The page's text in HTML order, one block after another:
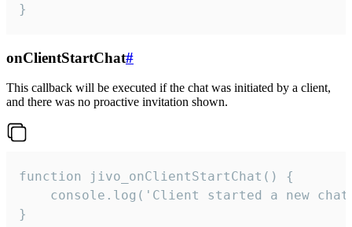
}
onClientStartChat#
This callback will be executed if the chat was initiated by a client,
and there was no proactive invitation shown.
function jivo_onClientStartChat() {
console.log('Client started a new
}